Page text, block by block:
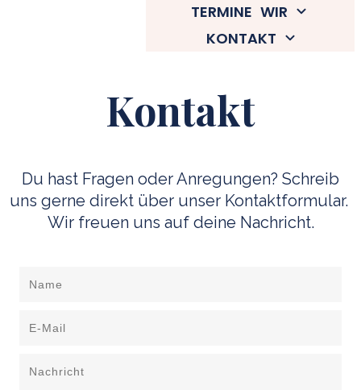
TERMINE WIR
KONTAKT
Kontakt
Du hast Fragen oder Anregungen? Schreib
uns gerne direkt über unser Kontaktformular.
Wir freuen uns auf deine Nachricht.